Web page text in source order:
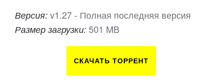
Версия: v1.27 - Полная последняя версия
Размер загрузки: 501 MB
СКАЧАТЬ ТОРРЕНТ